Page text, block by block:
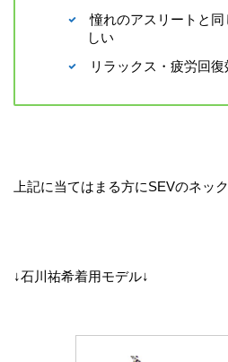
憧れのアスリートと
しい
リラックス・疲労回
上記に当てはまる方にSEVのネッ
↓石川祐希着用モデル↓